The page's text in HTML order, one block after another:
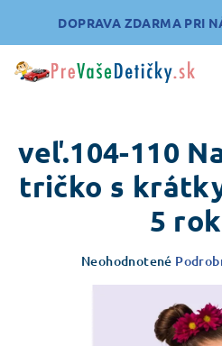
obsah
DOPRAVA ZDARMA PRI
veľ.104-110
tričko s
5
Priemerné
Neohodnotené